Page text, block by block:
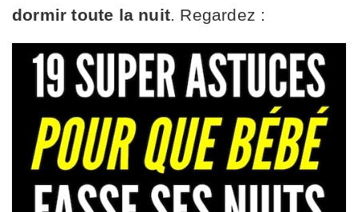
dormir toute la nuit . Regardez :